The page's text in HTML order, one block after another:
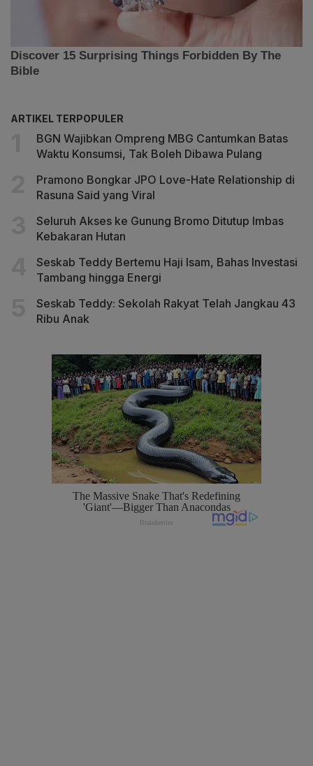
ARTIKEL TERPOPULER
BGN Wajibkan Ompreng MBG Cantumkan Batas
Waktu Konsumsi, Tak Boleh Dibawa Pulang
Pramono Bongkar JPO Love-Hate Relationship di
Rasuna Said yang Viral
Seluruh Akses ke Gunung Bromo Ditutup Imbas
Kebakaran Hutan
Seskab Teddy Bertemu Haji Isam, Bahas Investasi
Tambang hingga Energi
Seskab Teddy: Sekolah Rakyat Telah Jangkau 43
Ribu Anak